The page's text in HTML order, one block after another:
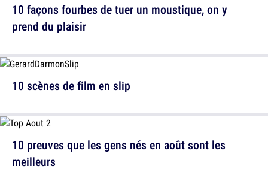
10 façons fourbes de tuer un moustique, on y
prend du plaisir
10 preuves que les gens nés en août sont les
meilleurs
10 scènes de film en slip